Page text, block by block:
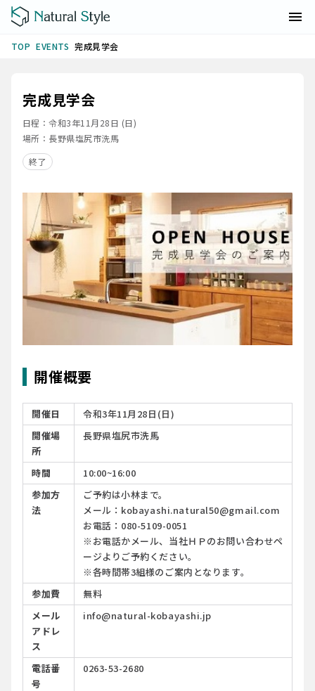
TOP EVENTS 完成見学会
完成見学会
日程：令和3年11月28日 (日)
場所： 長野県塩尻市洗馬
終了
開催概要
開催日
令和3年11月28日(日)
開催場
所
長野県塩尻市洗馬
時間
10:00~16:00
参加方
法
ご予約は小林まで。
メール：kobayashi.natural50@gmail.com
お電話：080-5109-0051
※ お電話かメール、当社ＨＰのお問い合わせペ
ージよりご予約ください。
※各時間帯3組様のご案内となります。
参加費
無料
メール
アドレ
ス
info@natural-kobayashi.jp
電話番
号
0263-53-2680